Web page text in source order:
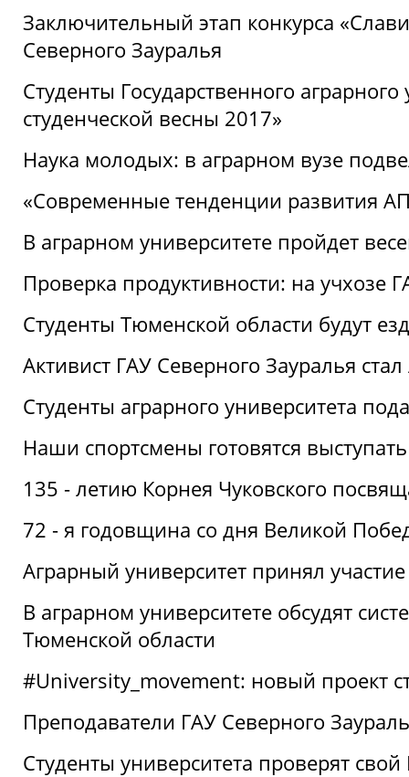
Заключительный этап конкурса
Северного Зауралья
Студенты Государственного
студенческой весны 2017»
Наука молодых: в аграрном вузе
«Современные тенденции развития
В аграрном университете пройдет
Проверка продуктивности: на учхозе
Студенты Тюменской области будут
Активист ГАУ Северного Зауралья
Студенты аграрного университета
Наши спортсмены готовятся
135 - летию Корнея Чуковского
72 - я годовщина со дня Великой
Аграрный университет принял
В аграрном университете обсудят
Тюменской области
#University_movement: новый проект
Преподаватели ГАУ Северного
Студенты университета проверят свой